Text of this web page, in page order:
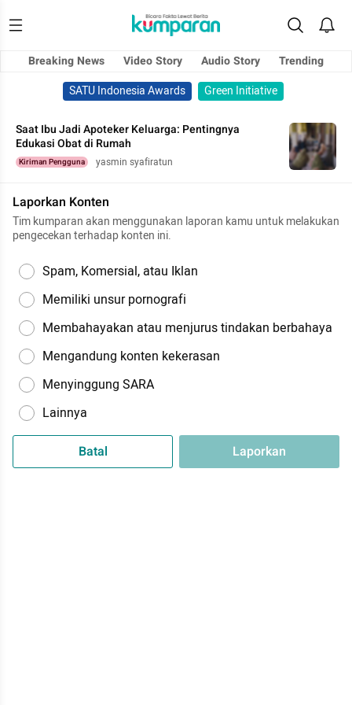
Breaking News Video Story Audio Story
Trending
SATU Indonesia Awards
Green Initiative
Saat Ibu Jadi Apoteker Keluarga: Pentingnya
Edukasi Obat di Rumah
Kiriman Pengguna yasmin syafiratun
Laporkan Konten
Tim kumparan akan menggunakan laporan kamu untuk melakukan
pengecekan terhadap konten ini.
Spam, Komersial, atau Iklan
Memiliki unsur pornografi
Membahayakan atau menjurus tindakan berbahaya
Mengandung konten kekerasan
Menyinggung SARA
Lainnya
Batal Laporkan